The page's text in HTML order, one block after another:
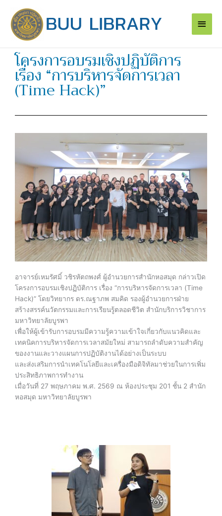
content
Main
โครงการอบรมเชิงปฏิบัติการ
เรื่อง “การบริหารจัดการเวลา
(Time Hack)”
อาจารย์เหมรัศมิ์ วชิรหัตถพงศ์ ผู้อำนวยการสำนักหอสมุด กล่าวเปิด
โครงการอบรมเชิงปฏิบัติการ เรื่อง “การบริหารจัดการเวลา (Time
Hack)” โดยวิทยากร ดร.ณฐาภพ สมคิด รองผู้อำนวยการฝ่าย
สร้างสรรค์นวัตกรรมและการเรียนรู้ตลอดชีวิต สำนักบริการวิชาการ
มหาวิทยาลัยบูรพา
เพื่อให้ผู้เข้ารับการอบรมมีความรู้ความเข้าใจเกี่ยวกับแนวคิดและ
เทคนิคการบริหารจัดการเวลาสมัยใหม่ สามารถลำดับความสำคัญ
ของงานและวางแผนการปฏิบัติงานได้อย่างเป็นระบบ
และส่งเสริมการนำเทคโนโลยีและเครื่องมือดิจิทัลมาช่วยในการเพิ่ม
ประสิทธิภาพการทำงาน
เมื่อวันที่ 27 พฤษภาคม พ.ศ. 2569 ณ ห้องประชุม 201 ชั้น 2 สำนัก
หอสมุด มหาวิทยาลัยบูรพา